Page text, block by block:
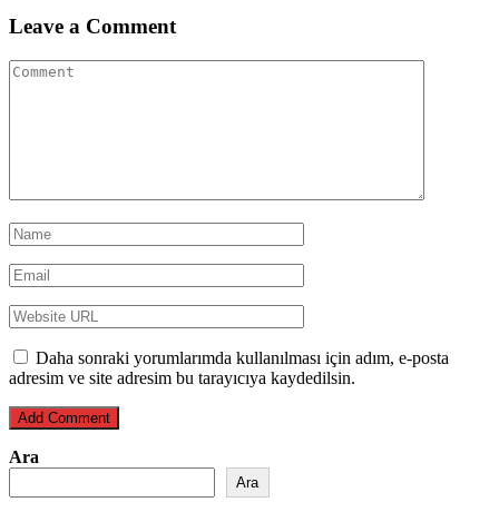
Leave a Comment
Daha sonraki yorumlarımda kullanılması için adım, e-posta
adresim ve site adresim bu tarayıcıya kaydedilsin.
Ara
Ara